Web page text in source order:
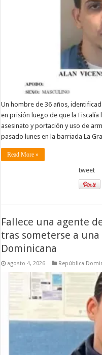
Un hombre de 36 años,
en prisión luego de que la
asesinato y portación y uso de
pasado lunes en la barriada La
Read More »
tweet
Fallece una agente
tras someterse a
Dominicana
agosto 4, 2026 República